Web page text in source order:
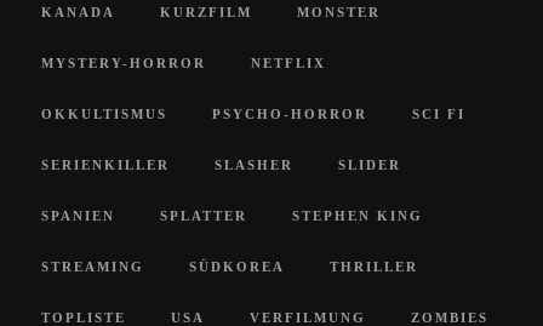
KANADA KURZFILM MONSTER
MYSTERY-HORROR NETFLIX
OKKULTISMUS PSYCHO-HORROR SCI FI
SERIENKILLER SLASHER SLIDER
SPANIEN SPLATTER STEPHEN KING
STREAMING SÜDKOREA THRILLER
TOPLISTE USA VERFILMUNG ZOMBIES